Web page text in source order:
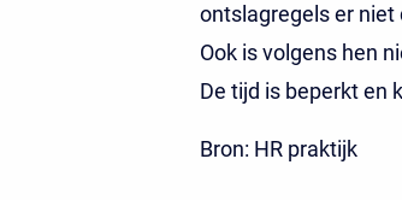
ontslagregels er niet
Ook is volgens hen
De tijd is beperkt en
Bron: HR praktijk